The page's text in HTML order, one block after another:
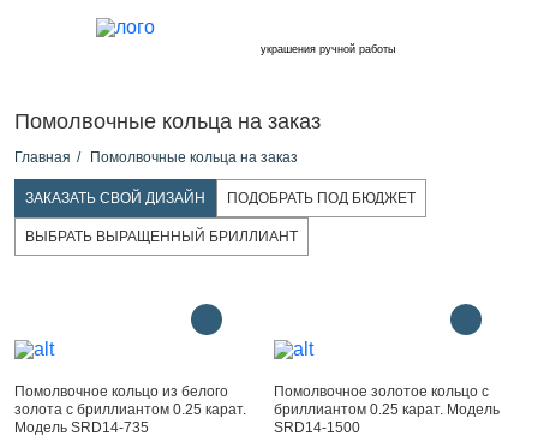
украшения ручной работы
Помолвочные кольца на заказ
Главная Помолвочные кольца на заказ
ЗАКАЗАТЬ СВОЙ ДИЗАЙН ПОДОБРАТЬ ПОД БЮДЖЕТ
ВЫБРАТЬ ВЫРАЩЕННЫЙ БРИЛЛИАНТ
Помолвочное кольцо из белого
золота с бриллиантом 0.25 карат.
Модель SRD14-735
Помолвочное золотое кольцо с
бриллиантом 0.25 карат. Модель
SRD14-1500